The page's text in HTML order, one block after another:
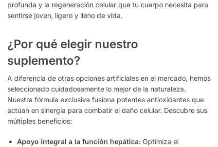
profunda y la regeneración celular que tu cuerpo necesita para
sentirse joven, ligero y lleno de vida.
¿Por qué elegir nuestro
suplemento?
A diferencia de otras opciones artificiales en el mercado, hemos
seleccionado cuidadosamente lo mejor de la naturaleza.
Nuestra fórmula exclusiva fusiona potentes antioxidantes que
actúan en sinergia para combatir el daño celular. Descubre sus
múltiples beneficios:
Apoyo integral a la función hepática: Optimiza el